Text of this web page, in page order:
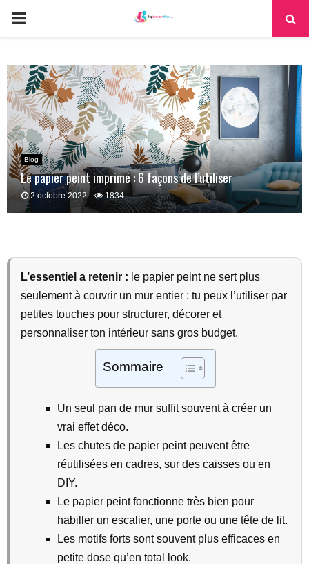
PRIMARY
Blog
Le papier peint imprimé : 6 façons de l’utiliser
2 octobre 2022 1834
L’essentiel a retenir : le papier peint ne sert plus
seulement à couvrir un mur entier : tu peux l’utiliser par
petites touches pour structurer, décorer et
personnaliser ton intérieur sans gros budget.
Sommaire
Un seul pan de mur suffit souvent à créer un
vrai effet déco.
Les chutes de papier peint peuvent être
réutilisées en cadres, sur des caisses ou en
DIY.
Le papier peint fonctionne très bien pour
habiller un escalier, une porte ou une tête de lit.
Les motifs forts sont souvent plus efficaces en
petite dose qu’en total look.